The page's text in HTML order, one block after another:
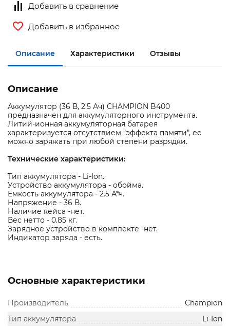
Добавить в сравнение
Добавить в избранное
Описание Характеристики Отзывы
Описание
Аккумулятор (36 В, 2.5 Ач) CHAMPION B400
предназначен для аккумуляторного инструмента.
Литий-ионная аккумуляторная батарея
характеризуется отсутствием "эффекта памяти", ее
можно заряжать при любой степени разрядки.
Технические характеристики:
Тип аккумулятора - Li-Ion.
Устройство аккумулятора - обойма.
Емкость аккумулятора - 2.5 А*ч.
Напряжение - 36 В.
Наличие кейса -нет.
Вес нетто - 0.85 кг.
Зарядное устройство в комплекте -нет.
Индикатор заряда - есть.
Основные характеристики
Производитель
Champion
Тип аккумулятора
Li-Ion